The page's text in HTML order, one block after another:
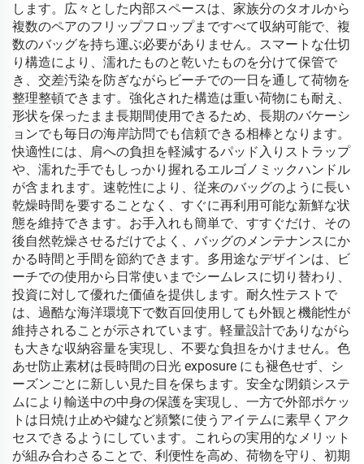
します。広々とした内部スペースは、家族分のタオルから
複数のペアのフリップフロップまですべて収納可能で、複
数のバッグを持ち運ぶ必要がありません。スマートな仕切
り構造により、濡れたものと乾いたものを分けて保管で
き、交差汚染を防ぎながらビーチでの一日を通して荷物を
整理整頓できます。強化された構造は重い荷物にも耐え、
形状を保ったまま長期間使用できるため、長期のバケーシ
ョンでも毎日の海岸訪問でも信頼できる相棒となります。
快適性には、肩への負担を軽減するパッド入りストラップ
や、濡れた手でもしっかり握れるエルゴノミックハンドル
が含まれます。速乾性により、従来のバッグのように長い
乾燥時間を要することなく、すぐに再利用可能な新鮮な状
態を維持できます。お手入れも簡単で、すすぐだけ、その
後自然乾燥させるだけでよく、バッグのメンテナンスにか
かる時間と手間を節約できます。多用途なデザインは、ビ
ーチでの使用から日常使いまでシームレスに切り替わり、
投資に対して優れた価値を提供します。耐久性テストで
は、過酷な海洋環境下で数百回使用しても外観と機能性が
維持されることが示されています。軽量設計でありながら
も大きな収納容量を実現し、不要な負担をかけません。色
あせ防止素材は長時間の日光 exposure にも褪色せず、シ
ーズンごとに新しい見た目を保ちます。安全な閉鎖システ
ムにより輸送中の中身の保護を実現し、一方で外部ポケッ
トは日焼け止めや鍵など頻繁に使うアイテムに素早くアク
セスできるようにしています。これらの実用的なメリット
が組み合わさることで、利便性を高め、荷物を守り、初期